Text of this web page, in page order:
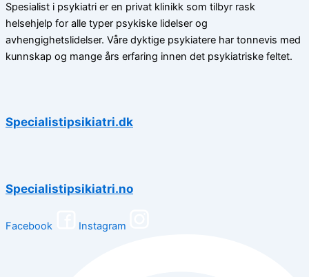
Spesialist i psykiatri er en privat klinikk som tilbyr rask
helsehjelp for alle typer psykiske lidelser og
avhengighetslidelser. Våre dyktige psykiatere har tonnevis med
kunnskap og mange års erfaring innen det psykiatriske feltet.
Specialistipsikiatri.dk
Specialistipsikiatri.no
Facebook Instagram